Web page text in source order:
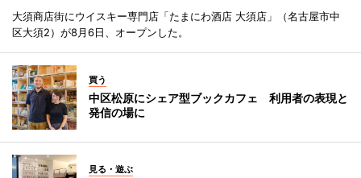
大須商店街にウイスキー専門店「たまにわ酒店 大須店」（名古屋市中
区大須2）が8月6日、オープンした。
買う
中区松原にシェア型ブックカフェ 利用者の表現と
発信の場に
見る・遊ぶ